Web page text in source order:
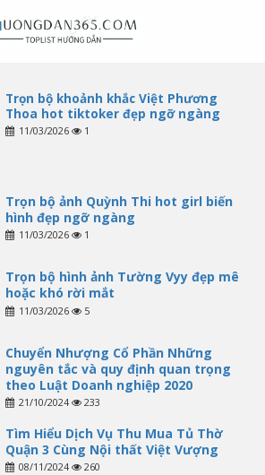
Trọn bộ khoảnh khắc Việt Phương
Thoa hot tiktoker đẹp ngỡ ngàng
11/03/2026 1
Trọn bộ ảnh Quỳnh Thi hot girl biến
hình đẹp ngỡ ngàng
11/03/2026 1
Trọn bộ hình ảnh Tường Vyy đẹp mê
hoặc khó rời mắt
11/03/2026 5
Chuyển Nhượng Cổ Phần Những
nguyên tắc và quy định quan trọng
theo Luật Doanh nghiệp 2020
21/10/2024 233
Tìm Hiểu Dịch Vụ Thu Mua Tủ Thờ
Quận 3 Cùng Nội thất Việt Vượng
08/11/2024 260